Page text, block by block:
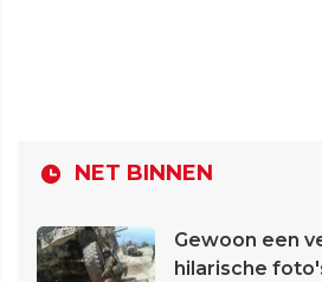
NET BINNEN
Gewoon een
hilarische